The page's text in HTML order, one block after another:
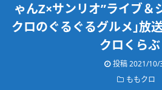
ゃんZ×サンリオ”ライブ＆
クロのぐるぐるグルメ｣放
クロくらぶ
投稿2021/10/
ももクロ